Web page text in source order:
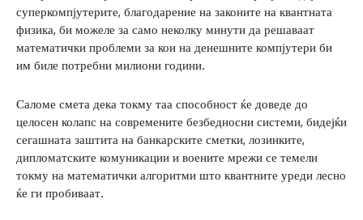
суперкомпјутерите, благодарение на законите на квантната
физика, би можеле за само неколку минути да решаваат
математички проблеми за кои на денешните компјутери би
им биле потребни милиони години.
Саломе смета дека токму таа способност ќе доведе до
целосен колапс на современите безбедносни системи, бидејќи
сегашната заштита на банкарските сметки, лозинките,
дипломатските комуникации и воените мрежи се темели
токму на математички алгоритми што квантните уреди лесно
ќе ги пробиваат.